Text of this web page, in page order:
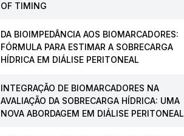
OF TIMING
DA BIOIMPEDÂNCIA AOS BIOMARCADORES:
FÓRMULA PARA ESTIMAR A SOBRECARGA
HÍDRICA EM DIÁLISE PERITONEAL
INTEGRAÇÃO DE BIOMARCADORES NA
AVALIAÇÃO DA SOBRECARGA HÍDRICA: UMA
NOVA ABORDAGEM EM DIÁLISE PERITONEAL